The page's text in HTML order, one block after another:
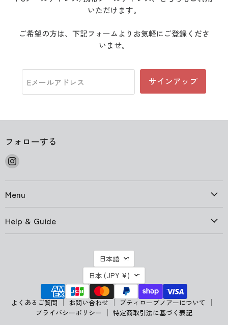
いただけます。
ご希望の方は、下記フォームよりお気軽にご登録くださ
いませ。
Eメールアドレス サインアップ
フォローする
Instagram
見
つ
く
Menu
Help & Guide
言
語
日本語
国日本 (JPY ¥)
よくあるご質問 お問い合わせ
プティローブノアーについて
プライバシーポリシー
特定商取引法に基づく表記